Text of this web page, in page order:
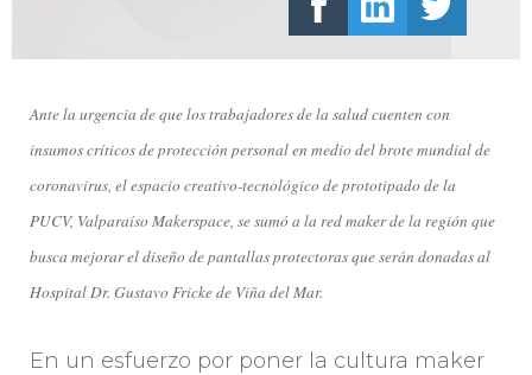
Ante la urgencia de que los trabajadores de la salud cuenten con
insumos críticos de protección personal en medio del brote mundial de
coronavirus, el espacio creativo-tecnológico de prototipado de la
PUCV, Valparaíso Makerspace, se sumó a la red maker de la región que
busca mejorar el diseño de pantallas protectoras que serán donadas al
Hospital Dr. Gustavo Fricke de Viña del Mar.
En un esfuerzo por poner la cultura maker